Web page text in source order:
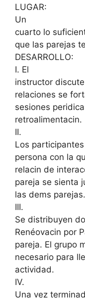
LUGAR:
Un
cuarto lo
que las parejas
DESARROLLO:
I. El
instructor
relaciones se
sesiones
retroalimentacin.
II.
Los
persona con la
relacin de
pareja se sienta
las dems parejas.
III.
Se distribuyen
Renéovacin por
pareja. El grupo
necesario para
actividad.
IV.
Una vez